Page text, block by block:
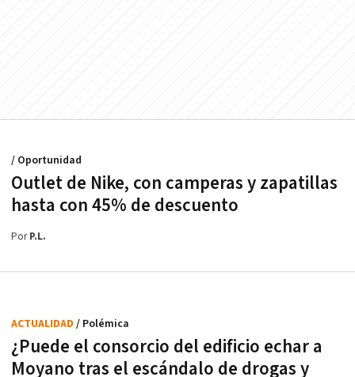
Outlet de Nike, con camperas y zapatillas
hasta con 45% de descuento
/ Oportunidad
PorP.L.
¿Puede el consorcio del edificio echar a
Moyano tras el escándalo de drogas y
ACTUALIDAD / Polémica